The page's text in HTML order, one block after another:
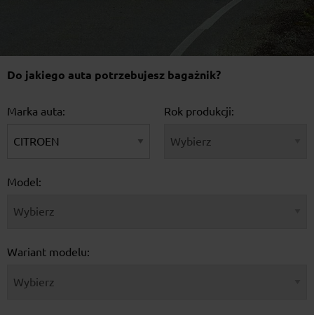
Do jakiego auta potrzebujesz bagażnik?
Marka auta: Rok produkcji:
Model:
Wariant modelu: